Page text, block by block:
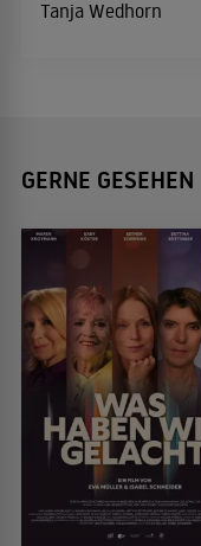
Tanja Wedhorn
GERNE GESEHEN